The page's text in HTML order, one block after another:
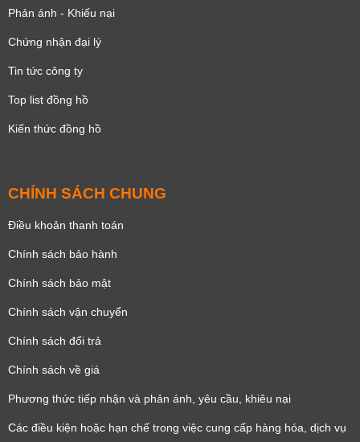
Phản ánh - Khiếu nại
Chứng nhận đại lý
Tin tức công ty
Top list đồng hồ
Kiến thức đồng hồ
CHÍNH SÁCH CHUNG
Điều khoản thanh toán
Chính sách bảo hành
Chính sách bảo mật
Chính sách vận chuyển
Chính sách đổi trả
Chính sách về giá
Phương thức tiếp nhận và phản ánh, yêu cầu, khiêu nại
Các điều kiện hoặc hạn chế trong việc cung cấp hàng hóa, dịch vụ